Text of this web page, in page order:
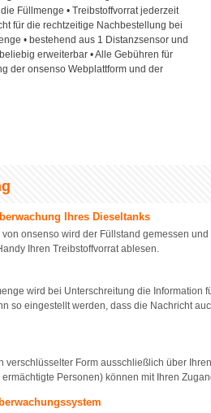
Füllmenge • Treibstoffvorrat jederzeit
für die rechtzeitige Nachbestellung bei
• bestehend aus 1 Distanzsensor und
erweiterbar • Alle Gebühren für
der onsenso Webplattform und der
Ihres Dieseltanks
onsenso wird der Füllstand gemessen
Ihren Treibstoffvorrat ablesen.
wird bei Unterschreitung die Information
so eingestellt werden, dass die Nachricht
verschlüsselter Form ausschließlich über
Personen) können mit Ihren